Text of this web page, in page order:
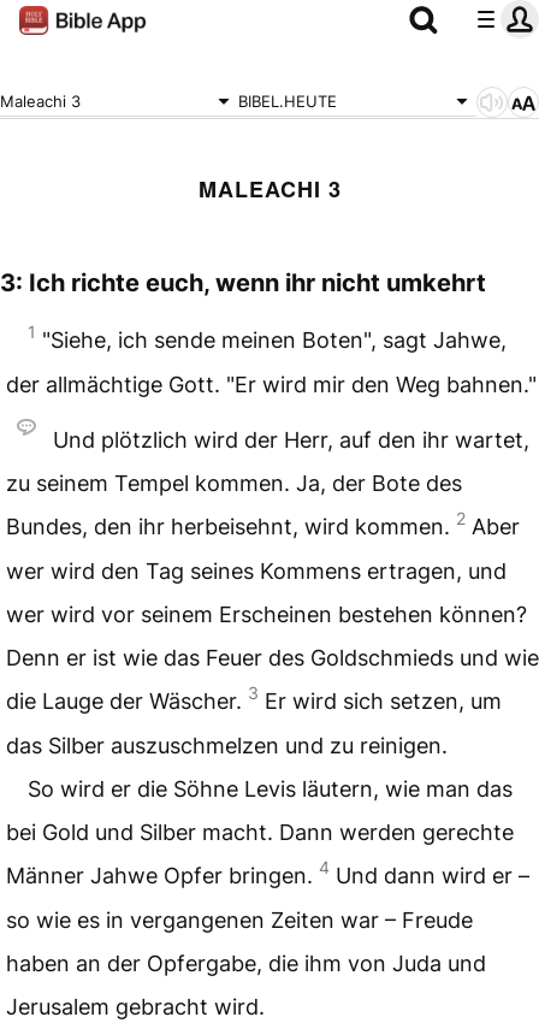
Maleachi 3 BIBEL.HEUTE
MALEACHI 3
3: Ich richte euch, wenn ihr nicht umkehrt
1 "Siehe, ich sende meinen Boten", sagt Jahwe,
der allmächtige Gott. "Er wird mir den Weg bahnen."
Und plötzlich wird der Herr, auf den ihr wartet,
zu seinem Tempel kommen. Ja, der Bote des
Bundes, den ihr herbeisehnt, wird kommen. 2 Aber
wer wird den Tag seines Kommens ertragen, und
wer wird vor seinem Erscheinen bestehen können?
Denn er ist wie das Feuer des Goldschmieds und wie
die Lauge der Wäscher. 3 Er wird sich setzen, um
das Silber auszuschmelzen und zu reinigen.
So wird er die Söhne Levis läutern, wie man das
bei Gold und Silber macht. Dann werden gerechte
Männer Jahwe Opfer bringen. 4 Und dann wird er –
so wie es in vergangenen Zeiten war – Freude
haben an der Opfergabe, die ihm von Juda und
Jerusalem gebracht wird.